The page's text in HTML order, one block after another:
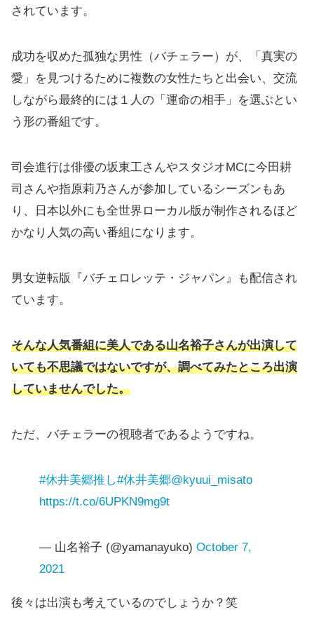
されています。
成功を収めた孤独な男性（バチェラー）が、「真実の
愛」を見つけるために複数の女性たちと出会い、交流
しながら最終的には１人の「運命の相手」を選ぶとい
う形の番組です。
司会進行は俳優の坂東工さんやスタジオMCに今田耕
司さんや指原莉乃さんが参加しているシーズンもあ
り、日本以外にも全世界ローカル版が制作されるほど
かなり人気の高い番組になります。
男女逆転版『バチェロレッテ・ジャパン』も配信され
ています。
そんな人気番組に美人である山名裕子さんが出演して
いても不思議ではないですが、調べてみたところ出演
していませんでした。
ただ、バチェラーの視聴者であるようですね。
#休井美郷推し#休井美郷@kyuui_misato
https://t.co/6UPKN9mg9t
— 山名裕子 (@yamanayuko) October 7,
2021
後々は出演も考えているのでしょうか？笑